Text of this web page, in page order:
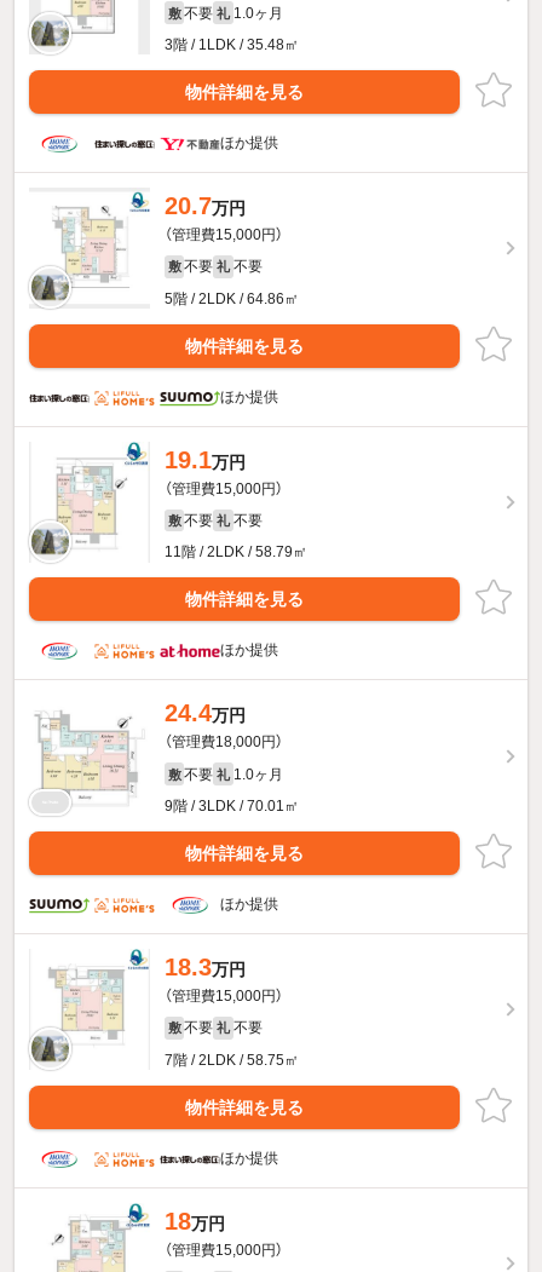
敷 不要 礼 1.0ヶ月
3階 / 1LDK / 35.48㎡
物件詳細を見る
ほか提供
20.7万円
（管理費15,000円）
敷 不要 礼 不要
5階 / 2LDK / 64.86㎡
物件詳細を見る
ほか提供
19.1万円
（管理費15,000円）
敷 不要 礼 不要
11階 / 2LDK / 58.79㎡
物件詳細を見る
ほか提供
24.4万円
（管理費18,000円）
敷 不要 礼 1.0ヶ月
9階 / 3LDK / 70.01㎡
物件詳細を見る
ほか提供
18.3万円
（管理費15,000円）
敷 不要 礼 不要
7階 / 2LDK / 58.75㎡
物件詳細を見る
ほか提供
18万円
（管理費15,000円）